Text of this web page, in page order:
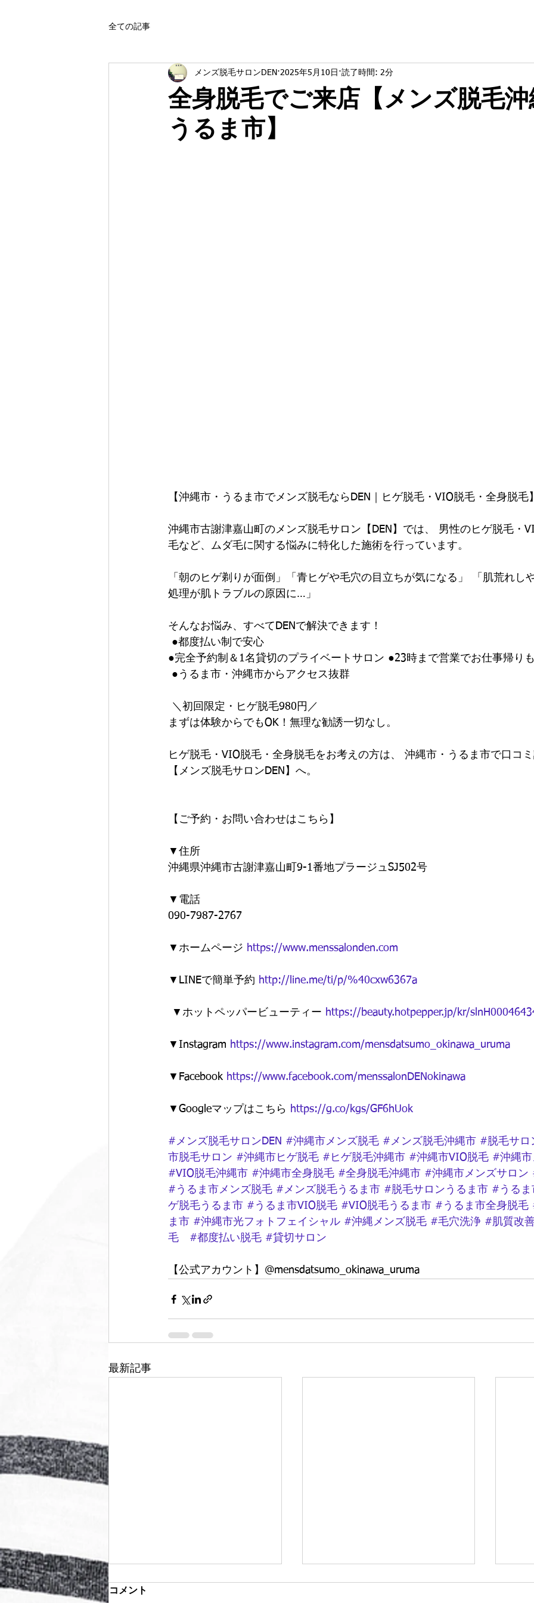
全ての記事
全身脱毛でご来店【メンズ脱毛
うるま市】
メンズ脱毛サロンDEN 2025年5月10日 読了時間: 2分
【沖縄市・うるま市でメンズ脱毛ならDEN｜ヒゲ脱毛・VIO脱毛・全身脱
沖縄市古謝津嘉山町のメンズ脱毛サロン【DEN】では、 男性のヒゲ脱毛・
毛など、ムダ毛に関する悩みに特化した施術を行っています。
「朝のヒゲ剃りが面倒」「青ヒゲや毛穴の目立ちが気になる」 「肌荒れし
処理が肌トラブルの原因に…」
そんなお悩み、すべてDENで解決できます！
●都度払い制で安心
●完全予約制＆1名貸切のプライベートサロン ●23時まで営業でお仕事帰り
●うるま市・沖縄市からアクセス抜群
＼初回限定・ヒゲ脱毛980円／
まずは体験からでもOK！無理な勧誘一切なし。
ヒゲ脱毛・VIO脱毛・全身脱毛をお考えの方は、 沖縄市・うるま市で口コ
【メンズ脱毛サロンDEN】へ。
【ご予約・お問い合わせはこちら】
▼住所
沖縄県沖縄市古謝津嘉山町9-1番地プラージュSJ502号
▼電話
090-7987-2767
▼ホームページ https://www.menssalonden.com
▼LINEで簡単予約 http://line.me/ti/p/%40cxw6367a
▼ホットペッパービューティー https://beauty.hotpepper.jp/kr/
▼Instagram https://www.instagram.com/mensdatsumo_okinawa_uruma
▼Facebook https://www.facebook.com/menssalonDENokinawa
▼Googleマップはこちら https://g.co/kgs/GF6hUok
#メンズ脱毛サロンDEN #沖縄市メンズ脱毛 #メンズ脱毛沖縄市 #脱毛サロ
市脱毛サロン #沖縄市ヒゲ脱毛 #ヒゲ脱毛沖縄市 #沖縄市VIO脱毛 #沖縄市
#VIO脱毛沖縄市 #沖縄市全身脱毛 #全身脱毛沖縄市 #沖縄市メンズサロン
#うるま市メンズ脱毛 #メンズ脱毛うるま市 #脱毛サロンうるま市 #うるま
ゲ脱毛うるま市 #うるま市VIO脱毛 #VIO脱毛うるま市 #うるま市全身脱毛
ま市 #沖縄市光フォトフェイシャル #沖縄メンズ脱毛 #毛穴洗浄 #肌質改
毛
#都度払い脱毛 #貸切サロン
【公式アカウント】@mensdatsumo_okinawa_uruma
最新記事
コメント